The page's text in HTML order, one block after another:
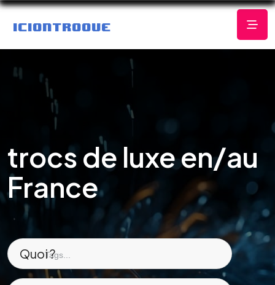
trocs de luxe en/au
France
Quoi ?